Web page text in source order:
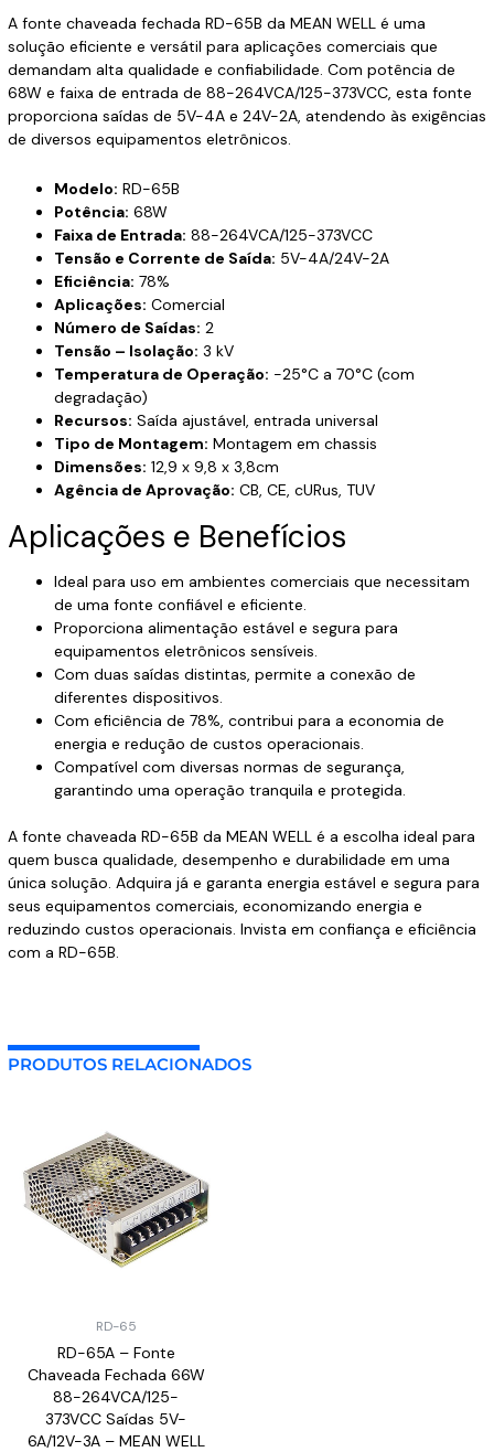
A fonte chaveada fechada RD-65B da MEAN WELL é uma
solução eficiente e versátil para aplicações comerciais que
demandam alta qualidade e confiabilidade. Com potência de
68W e faixa de entrada de 88-264VCA/125-373VCC, esta fonte
proporciona saídas de 5V-4A e 24V-2A, atendendo às exigências
de diversos equipamentos eletrônicos.
Modelo: RD-65B
Potência: 68W
Faixa de Entrada: 88-264VCA/125-373VCC
Tensão e Corrente de Saída: 5V-4A/24V-2A
Eficiência: 78%
Aplicações: Comercial
Número de Saídas: 2
Tensão – Isolação: 3 kV
Temperatura de Operação: -25°C a 70°C (com
degradação)
Recursos: Saída ajustável, entrada universal
Tipo de Montagem: Montagem em chassis
Dimensões: 12,9 x 9,8 x 3,8cm
Agência de Aprovação: CB, CE, cURus, TUV
Aplicações e Benefícios
Ideal para uso em ambientes comerciais que necessitam
de uma fonte confiável e eficiente.
Proporciona alimentação estável e segura para
equipamentos eletrônicos sensíveis.
Com duas saídas distintas, permite a conexão de
diferentes dispositivos.
Com eficiência de 78%, contribui para a economia de
energia e redução de custos operacionais.
Compatível com diversas normas de segurança,
garantindo uma operação tranquila e protegida.
A fonte chaveada RD-65B da MEAN WELL é a escolha ideal para
quem busca qualidade, desempenho e durabilidade em uma
única solução. Adquira já e garanta energia estável e segura para
seus equipamentos comerciais, economizando energia e
reduzindo custos operacionais. Invista em confiança e eficiência
com a RD-65B.
PRODUTOS RELACIONADOS
RD-65
RD-65A – Fonte
Chaveada Fechada 66W
88-264VCA/125-
373VCC Saídas 5V-
6A/12V-3A – MEAN WELL